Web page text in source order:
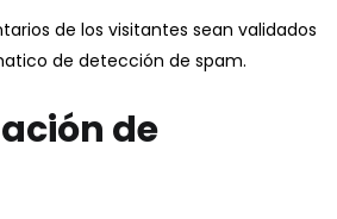
de los visitantes sean validados
de detección de spam.
de